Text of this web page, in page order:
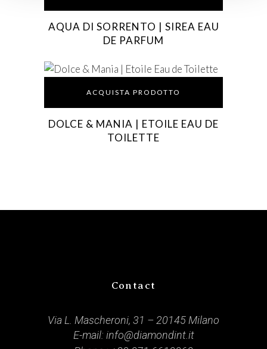
AQUA DI SORRENTO | SIREA EAU
DE PARFUM
ACQUISTA PRODOTTO
DOLCE & MANIA | ETOILE EAU DE
TOILETTE
Contact
Via L. Mascheroni, 31 – 20145 Milano
E-mail: info@diamondint.it